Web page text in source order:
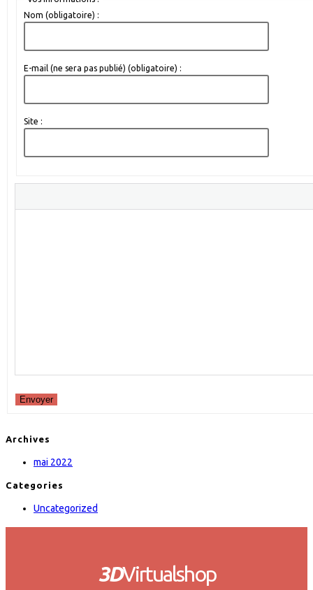
Nom (obligatoire) :
E-mail (ne sera pas publié) (obligatoire) :
Site :
Envoyer
Archives
mai 2022
Categories
Uncategorized
3DVirtualshop